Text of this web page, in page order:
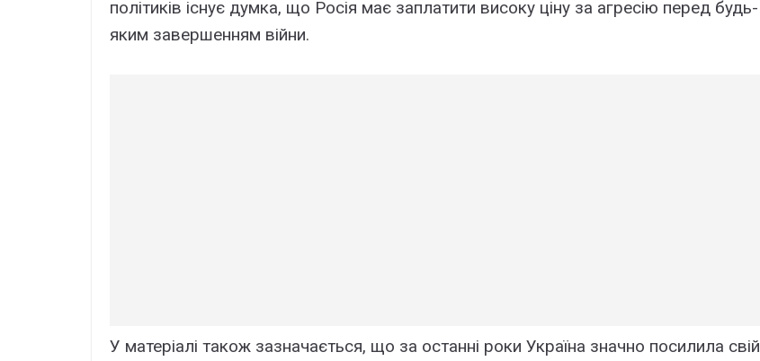
політиків існує думка, що Росія має заплатити високу ціну за агресію перед будь-
яким завершенням війни.
У матеріалі також зазначається, що за останні роки Україна значно посилила свій